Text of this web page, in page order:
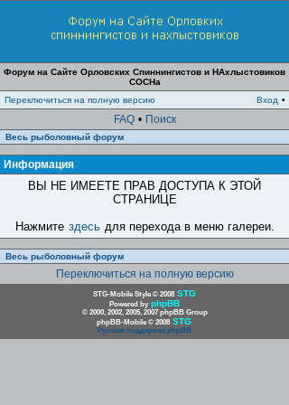
Форум на Сайте Орловских Спиннингистов и НАхлыстовиков
СОСНа
Переключиться на полную версию
Вход •
FAQ • Поиск
Весь рыболовный форум
Информация
ВЫ НЕ ИМЕЕТЕ ПРАВ ДОСТУПА К ЭТОЙ
СТРАНИЦЕ
Нажмите здесь для перехода в меню галереи.
Весь рыболовный форум
Переключиться на полную версию
STG-Mobile Style © 2008 STG
Powered by phpBB
© 2000, 2002, 2005, 2007 phpBB Group
phpBB-Mobile © 2008 STG
Русская поддержка phpBB